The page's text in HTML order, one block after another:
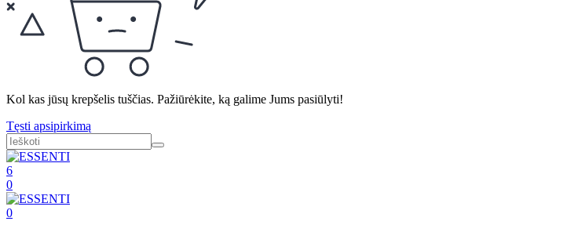
Kol kas jūsų krepšelis tuščias. Pažiūrėkite, ką galime Jums pasiūlyti!
Tęsti apsipirkimą
6
0
0